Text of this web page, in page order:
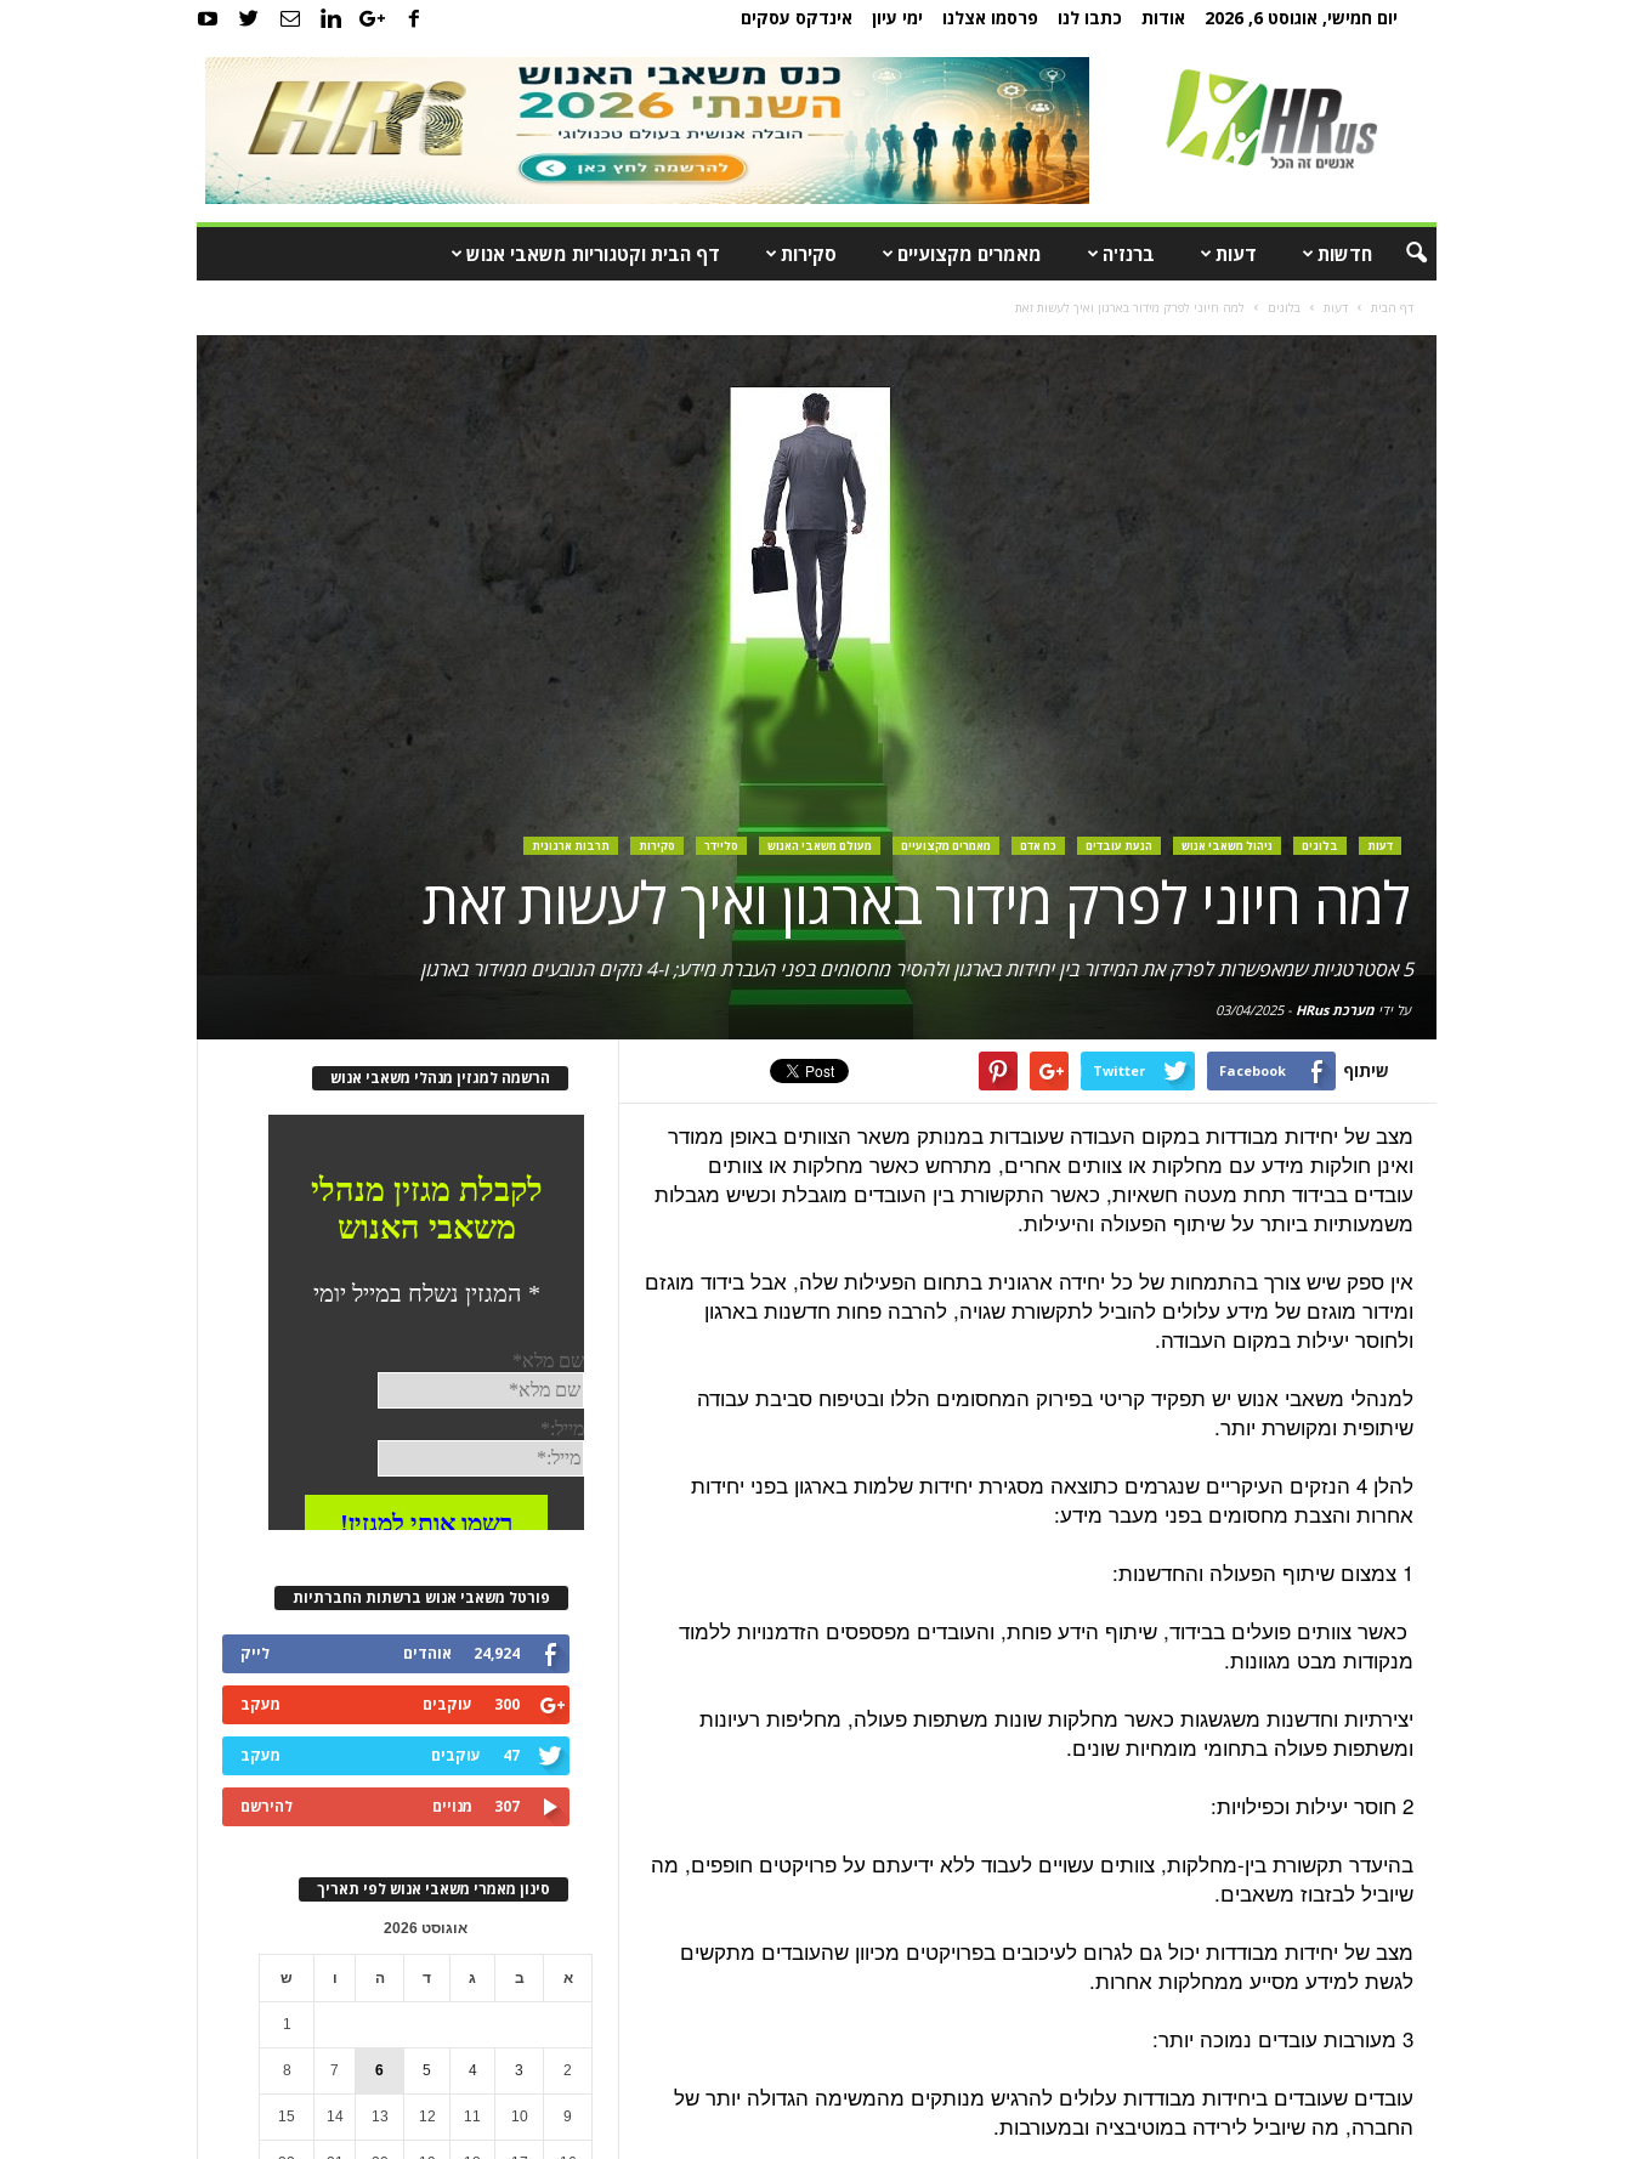
יום חמישי, אוגוסט 6, 2026 אודות כתבו לנו פרסמו אצלנו ימי עיון אינדקס עסקים
חדשות דעות ברנז'ה מאמרים מקצועיים סקירות דף הבית וקטגוריות משאבי אנוש
דף הבית דעות בלוגים למה חיוני לפרק מידור בארגון ואיך לעשות זאת
דעות בלוגים ניהול משאבי אנוש הנעת עובדים כח אדם מאמרים מקצועיים מעולם משאבי האנוש סליידר סקירות תרבות ארגונית
למה חיוני לפרק מידור בארגון ואיך לעשות זאת
5 אסטרטגיות שמאפשרות לפרק את המידור בין יחידות בארגון ולהסיר מחסומים בפני העברת מידע; ו-4 נזקים הנובעים ממידור בארגון
על ידימערכת HRus -
03/04/2025
שיתוף Facebook
Twitter
מצב של יחידות מבודדות במקום העבודה שעובדות במנותק משאר הצוותים באופן ממודר
ואינן חולקות מידע עם מחלקות או צוותים אחרים, מתרחש כאשר מחלקות או צוותים
עובדים בבידוד תחת מעטה חשאיות, כאשר התקשורת בין העובדים מוגבלת וכשיש מגבלות
משמעותיות ביותר על שיתוף הפעולה והיעילות.
אין ספק שיש צורך בהתמחות של כל יחידה ארגונית בתחום הפעילות שלה, אבל בידוד מוגזם
ומידור מוגזם של מידע עלולים להוביל לתקשורת שגויה, להרבה פחות חדשנות בארגון
ולחוסר יעילות במקום העבודה.
למנהלי משאבי אנוש יש תפקיד קריטי בפירוק המחסומים הללו ובטיפוח סביבת עבודה
שיתופית ומקושרת יותר.
להלן 4 הנזקים העיקריים שנגרמים כתוצאה מסגירת יחידות שלמות בארגון בפני יחידות
אחרות והצבת מחסומים בפני מעבר מידע:
1 צמצום שיתוף הפעולה והחדשנות:
כאשר צוותים פועלים בבידוד, שיתוף הידע פוחת, והעובדים מפספסים הזדמנויות ללמוד
מנקודות מבט מגוונות.
יצירתיות וחדשנות משגשגות כאשר מחלקות שונות משתפות פעולה, מחליפות רעיונות
ומשתפות פעולה בתחומי מומחיות שונים.
2 חוסר יעילות וכפילויות:
בהיעדר תקשורת בין-מחלקות, צוותים עשויים לעבוד ללא ידיעתם על פרויקטים חופפים, מה
שיוביל לבזבוז משאבים.
מצב של יחידות מבודדות יכול גם לגרום לעיכובים בפרויקטים מכיוון שהעובדים מתקשים
לגשת למידע מסייע ממחלקות אחרות.
3 מעורבות עובדים נמוכה יותר:
עובדים שעובדים ביחידות מבודדות עלולים להרגיש מנותקים מהמשימה הגדולה יותר של
החברה, מה שיוביל לירידה במוטיבציה ובמעורבות.
הרשמה למגזין מנהלי משאבי אנוש
פורטל משאבי אנוש ברשתות החברתיות
24,924 אוהדים לייק
300 עוקבים מעקב
47 עוקבים מעקב
307 מנויים להירשם
סינון מאמרי משאבי אנוש לפי תאריך
אוגוסט 2026
א ב ג ד ה ו ש
1
2
3
4
5
6
7
8
9
10
11
12
13
14
15